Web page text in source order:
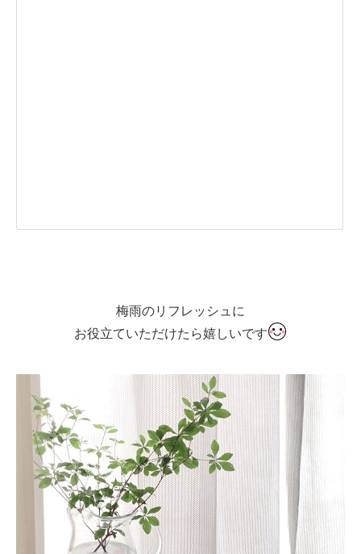
梅雨のリフレッシュに
お役立ていただけたら嬉しいです